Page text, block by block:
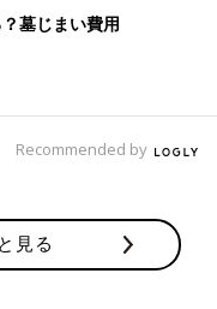
墓じまい費用
Recommended by
見る